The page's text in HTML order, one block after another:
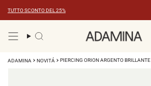
contenuto
TUTTO SCONTO DEL 25%
Ricerca
ADAMINA NOVITÁ PIERCING ORION ARGENTO BRILLANTE